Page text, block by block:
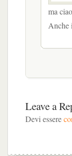
ma
Anche
Leave a
Devi essere